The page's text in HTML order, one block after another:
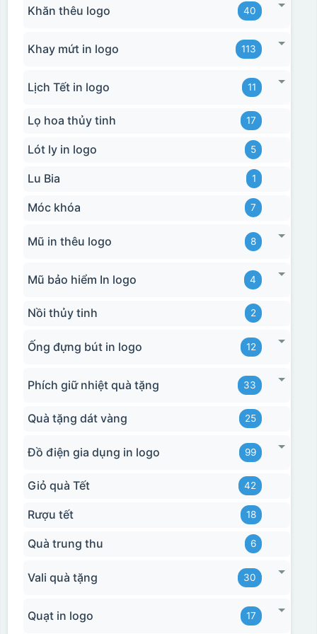
phù hợp cho sản xuất số lượng lớn, tuy nhiên đòi hỏi
tương đối cao.
Kiểu hộp:
Hộp định hình
Khăn thêu logo 40
Khay mứt in logo 113
Lịch Tết in logo 11
Lọ hoa thủy tinh 17
Lót ly in logo 5
Lu Bia 1
Móc khóa 7
Mũ in thêu logo 8
Mũ bảo hiểm In logo 4
Nồi thủy tinh 2
Ống đựng bút in logo 12
Phích giữ nhiệt quà tặng 33
Quà tặng dát vàng 25
Đồ điện gia dụng in logo 99
Giỏ quà Tết 42
Rượu tết 18
Quà trung thu 6
Vali quà tặng 30
Quạt in logo 17